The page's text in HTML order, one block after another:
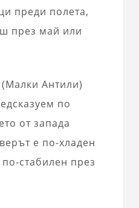
преди полета,
през май или
Антили)
по
от западa
е по-хладен
стабилен през